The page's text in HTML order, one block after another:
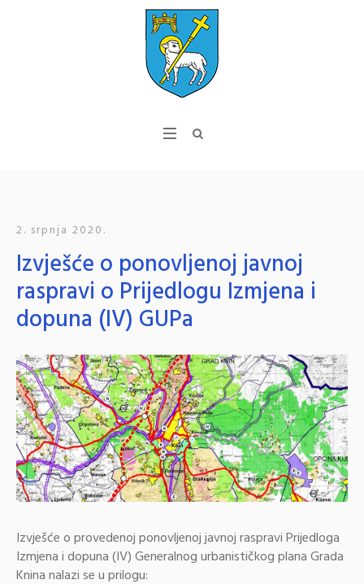
2. srpnja 2020.
Izvješće o ponovljenoj javnoj
raspravi o Prijedlogu Izmjena i
dopuna (IV) GUPa
Izvješće o provedenoj ponovljenoj javnoj raspravi Prijedloga
Izmjena i dopuna (IV) Generalnog urbanističkog plana Grada
Knina nalazi se u prilogu: